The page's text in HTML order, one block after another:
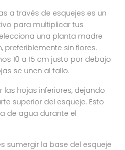
a través de esquejes es un
para multiplicar tus
una planta madre
preferiblemente sin flores.
10 a 15 cm justo por debajo
se unen al tallo.
las hojas inferiores, dejando
superior del esqueje. Esto
de agua durante el
sumergir la base del esqueje